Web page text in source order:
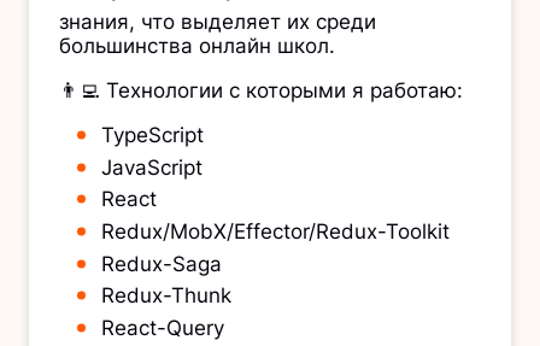
знания, что выделяет их среди
большинства онлайн школ.
👨‍💻 Технологии с которыми я работаю:
TypeScript
JavaScript
React
Redux/MobX/Effector/Redux-Toolkit
Redux-Saga
Redux-Thunk
React-Query